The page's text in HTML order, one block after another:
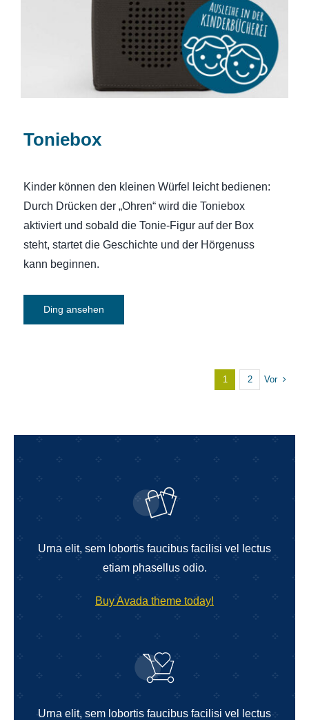
Toniebox
Kinder können den kleinen Würfel leicht bedienen:
Durch Drücken der „Ohren“ wird die Toniebox
aktiviert und sobald die Tonie-Figur auf der Box
steht, startet die Geschichte und der Hörgenuss
kann beginnen.
Ding ansehen
1 2 Vor
Urna elit, sem lobortis faucibus facilisi vel lectus
etiam phasellus odio.
Buy Avada theme today!
Urna elit, sem lobortis faucibus facilisi vel lectus